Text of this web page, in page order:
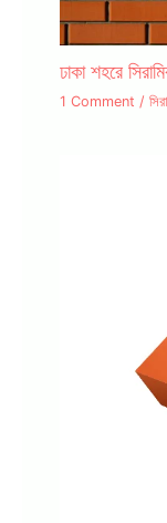
ঢাকা শহরে
1 Comment /